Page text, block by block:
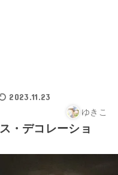
2023.11.23
ゆきこ
・デコレーショ